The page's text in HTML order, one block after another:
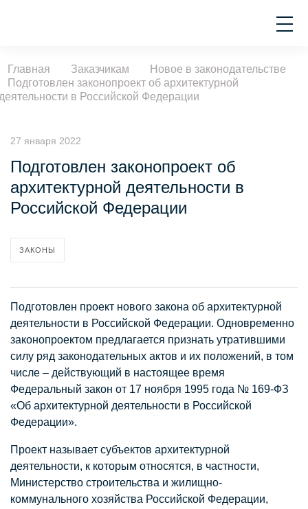
Главная Заказчикам
Новое в законодательстве
Подготовлен законопроект об архитектурной
в Российской Федерации
27 января 2022
Подготовлен законопроект об
архитектурной деятельности в
Российской Федерации
ЗАКОНЫ
Подготовлен проект нового закона об архитектурной
деятельности в Российской Федерации. Одновременно
законопроектом предлагается признать утратившими
силу ряд законодательных актов и их положений, в том
числе – действующий в настоящее время
Федеральный закон от 17 ноября 1995 года № 169-ФЗ
«Об архитектурной деятельности в Российской
Федерации».
Проект называет субъектов архитектурной
деятельности, к которым относятся, в частности,
Министерство строительства и жилищно-
коммунального хозяйства Российской Федерации,